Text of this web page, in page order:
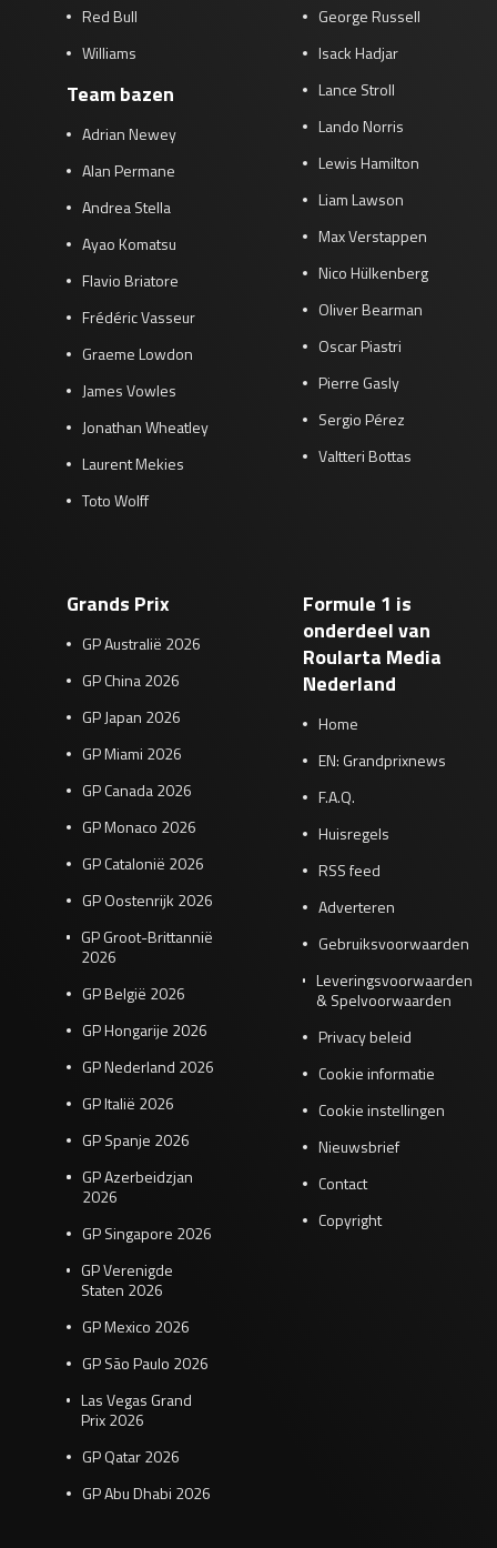
Red Bull
Williams
Team bazen
Adrian Newey
Alan Permane
Andrea Stella
Ayao Komatsu
Flavio Briatore
Frédéric Vasseur
Graeme Lowdon
James Vowles
Jonathan Wheatley
Laurent Mekies
Toto Wolff
George Russell
Isack Hadjar
Lance Stroll
Lando Norris
Lewis Hamilton
Liam Lawson
Max Verstappen
Nico Hülkenberg
Oliver Bearman
Oscar Piastri
Pierre Gasly
Sergio Pérez
Valtteri Bottas
Grands Prix
GP Australië 2026
GP China 2026
GP Japan 2026
GP Miami 2026
GP Canada 2026
GP Monaco 2026
GP Catalonië 2026
GP Oostenrijk 2026
GP Groot-Brittannië
2026
GP België 2026
GP Hongarije 2026
GP Nederland 2026
GP Italië 2026
GP Spanje 2026
GP Azerbeidzjan
2026
GP Singapore 2026
GP Verenigde
Staten 2026
GP Mexico 2026
GP São Paulo 2026
Las Vegas Grand
Prix 2026
GP Qatar 2026
GP Abu Dhabi 2026
Formule 1 is
onderdeel van
Roularta Media
Nederland
Home
EN: Grandprixnews
F.A.Q.
Huisregels
RSS feed
Adverteren
Gebruiksvoorwaarden
Leveringsvoorwaarden
& Spelvoorwaarden
Privacy beleid
Cookie informatie
Cookie instellingen
Nieuwsbrief
Contact
Copyright